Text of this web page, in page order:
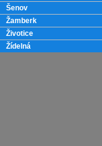
Šenov
Žamberk
Životice
Žídelná